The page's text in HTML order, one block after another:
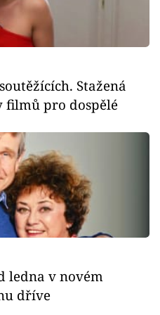
Stažená
filmů pro dospělé
ledna v novém
dříve